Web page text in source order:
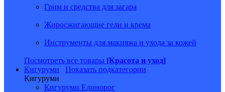
Грим и средства для загара
Жиросжигающие гели и крема
Инструменты для макияжа и ухода за кожей
Посмотреть все товары [Красота и уход]
Кигуруми
Показать подкатегории
Кигуруми
Кигуруми Единорог